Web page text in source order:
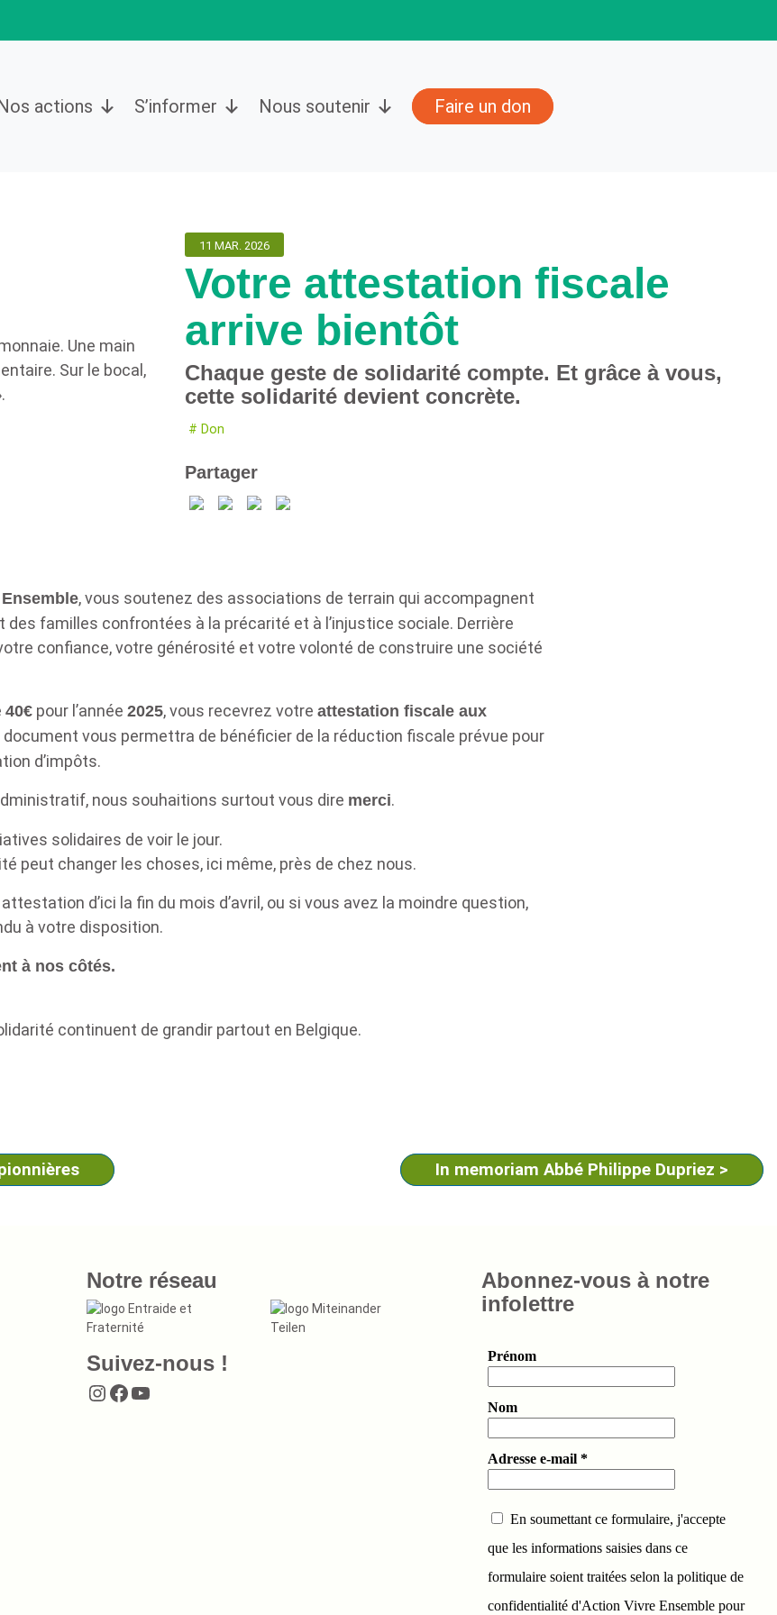
actions S’informer Nous soutenir Faire un don
11 MAR. 2026
Votre attestation fiscale
arrive bientôt
Chaque geste de solidarité compte. Et grâce à vous,
cette solidarité devient concrète.
# Don
Partager
, vous soutenez des associations de terrain qui accompagnent
des familles confrontées à la précarité et à l’injustice sociale. Derrière
confiance, votre générosité et votre volonté de construire une société
40€ pour l’année 2025, vous recevrez votre attestation fiscale aux
document vous permettra de bénéficier de la réduction fiscale prévue pour
d’impôts.
nous souhaitions surtout vous dire merci.
solidaires de voir le jour.
peut changer les choses, ici même, près de chez nous.
d’ici la fin du mois d’avril, ou si vous avez la moindre question,
à votre disposition.
à nos côtés.
continuent de grandir partout en Belgique.
In memoriam Abbé Philippe Dupriez >
Notre réseau
Suivez-nous !
Instagram
Facebook
YouTube
Abonnez-vous à notre
infolettre